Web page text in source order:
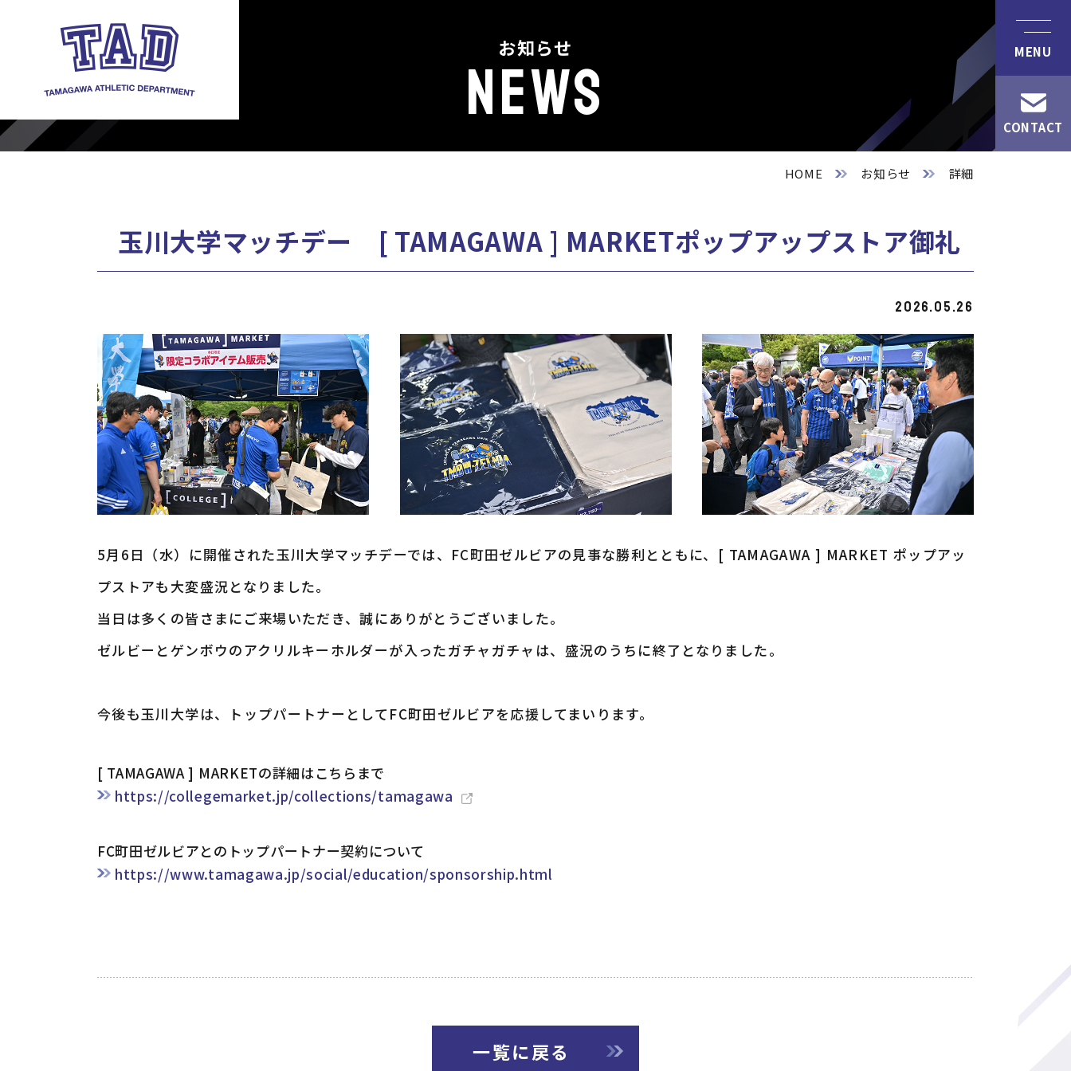
お知らせ
NEWS
HOME お知らせ 詳細
玉川大学マッチデー [ TAMAGAWA ] MARKETポップアップストア御礼
2026.05.26
5月6日（水）に開催された玉川大学マッチデーでは、FC町田ゼルビアの見事な勝利とともに、[ TAMAGAWA ] MARKET ポップアッ
プストアも大変盛況となりました。
当日は多くの皆さまにご来場いただき、誠にありがとうございました。
ゼルビーとゲンボウのアクリルキーホルダーが入ったガチャガチャは、盛況のうちに終了となりました。
今後も玉川大学は、トップパートナーとしてFC町田ゼルビアを応援してまいります。
[ TAMAGAWA ] MARKETの詳細はこちらまで
https://collegemarket.jp/collections/tamagawa
FC町田ゼルビアとのトップパートナー契約について
https://www.tamagawa.jp/social/education/sponsorship.html
一覧に戻る